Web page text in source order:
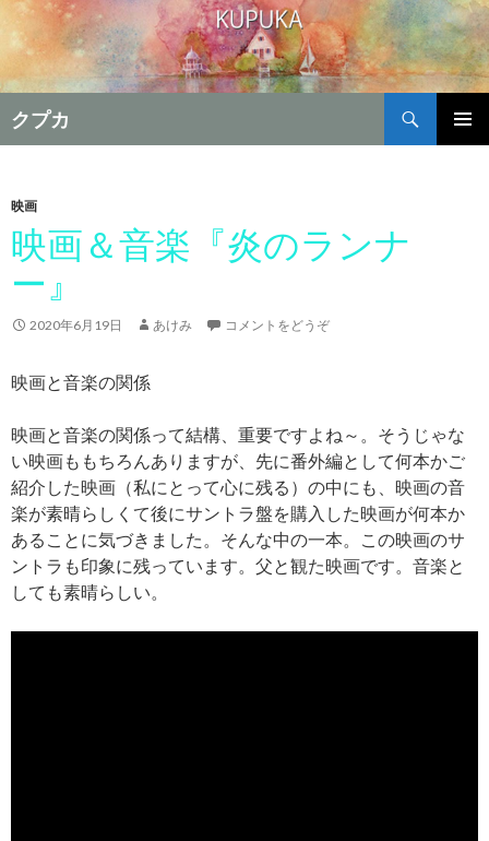
クプカ
索
ン
ツ
へ
映画
映画＆音楽『炎のランナ
ー』
2020年6月19日 あけみ コメントをどうぞ
映画と音楽の関係
映画と音楽の関係って結構、重要ですよね～。そうじゃな
い映画ももちろんありますが、先に番外編として何本かご
紹介した映画（私にとって心に残る）の中にも、映画の音
楽が素晴らしくて後にサントラ盤を購入した映画が何本か
あることに気づきました。そんな中の一本。この映画のサ
ントラも印象に残っています。父と観た映画です。音楽と
しても素晴らしい。